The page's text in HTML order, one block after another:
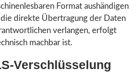
Format aushändigen
die direkte Übertragung der Daten
verlangen, erfolgt
machbar ist.
Verschlüsselung